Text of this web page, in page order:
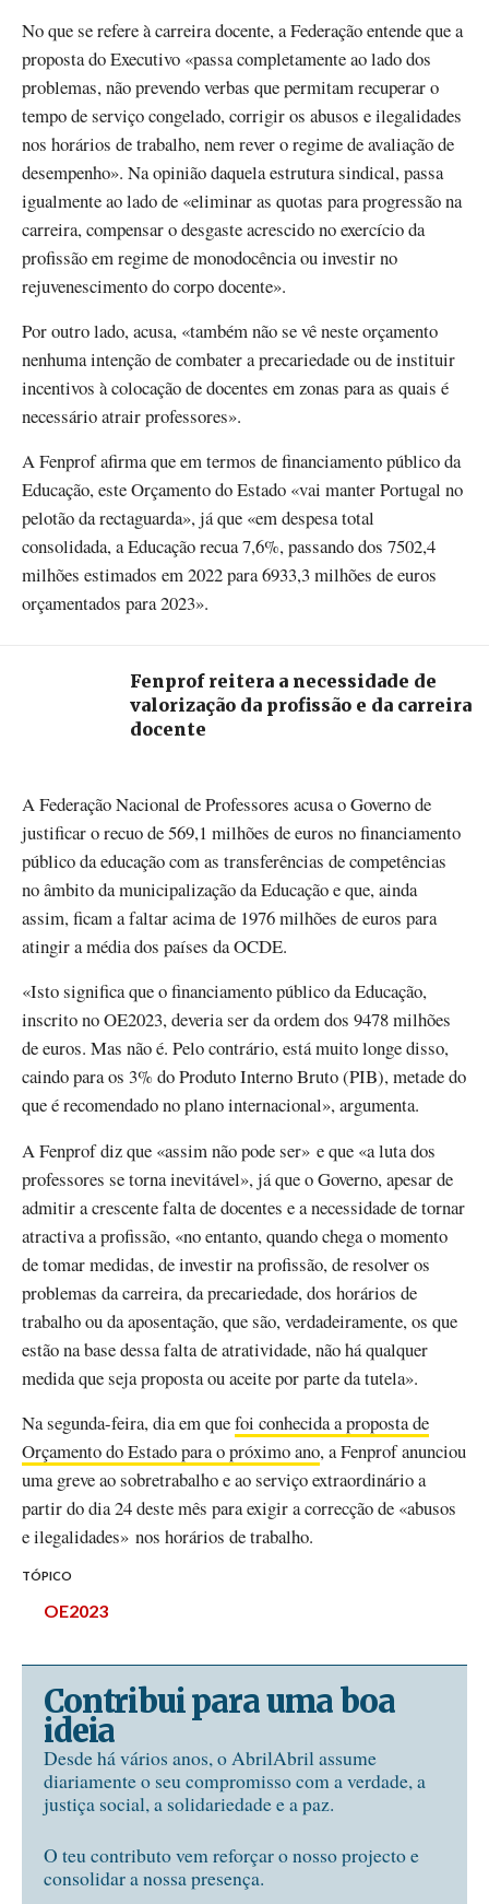
No que se refere à carreira docente, a Federação entende que a
proposta do Executivo «passa completamente ao lado dos
problemas, não prevendo verbas que permitam recuperar o
tempo de serviço congelado, corrigir os abusos e ilegalidades
nos horários de trabalho, nem rever o regime de avaliação de
desempenho». Na opinião daquela estrutura sindical, passa
igualmente ao lado de «eliminar as quotas para progressão na
carreira, compensar o desgaste acrescido no exercício da
profissão em regime de monodocência ou investir no
rejuvenescimento do corpo docente».
Por outro lado, acusa, «também não se vê neste orçamento
nenhuma intenção de combater a precariedade ou de instituir
incentivos à colocação de docentes em zonas para as quais é
necessário atrair professores».
A Fenprof afirma que em termos de financiamento público da
Educação, este Orçamento do Estado «vai manter Portugal no
pelotão da rectaguarda», já que «em despesa total
consolidada, a Educação recua 7,6%, passando dos 7502,4
milhões estimados em 2022 para 6933,3 milhões de euros
orçamentados para 2023».
Fenprof reitera a necessidade de
valorização da profissão e da carreira
docente
A Federação Nacional de Professores acusa o Governo de
justificar o recuo de 569,1 milhões de euros no financiamento
público da educação com as transferências de competências
no âmbito da municipalização da Educação e que, ainda
assim, ficam a faltar acima de 1976 milhões de euros para
atingir a média dos países da OCDE.
«Isto significa que o financiamento público da Educação,
inscrito no OE2023, deveria ser da ordem dos 9478 milhões
de euros. Mas não é. Pelo contrário, está muito longe disso,
caindo para os 3% do Produto Interno Bruto (PIB), metade do
que é recomendado no plano internacional», argumenta.
A Fenprof diz que «assim não pode ser» e que «a luta dos
professores se torna inevitável», já que o Governo, apesar de
admitir a crescente falta de docentes e a necessidade de tornar
atractiva a profissão, «no entanto, quando chega o momento
de tomar medidas, de investir na profissão, de resolver os
problemas da carreira, da precariedade, dos horários de
trabalho ou da aposentação, que são, verdadeiramente, os que
estão na base dessa falta de atratividade, não há qualquer
medida que seja proposta ou aceite por parte da tutela».
Na segunda-feira, dia em quefoi conhecida a proposta de
Orçamento do Estado para o próximo ano, a Fenprof anunciou
uma greve ao sobretrabalho e ao serviço extraordinário a
partir do dia 24 deste mês para exigir a correcção de «abusos
e ilegalidades» nos horários de trabalho.
TÓPICO
OE2023
Contribui para uma boa
ideia
Desde há vários anos, o AbrilAbril assume
diariamente o seu compromisso com a verdade, a
justiça social, a solidariedade e a paz.
O teu contributo vem reforçar o nosso projecto e
consolidar a nossa presença.